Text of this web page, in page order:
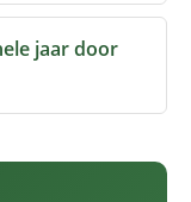
jaar door